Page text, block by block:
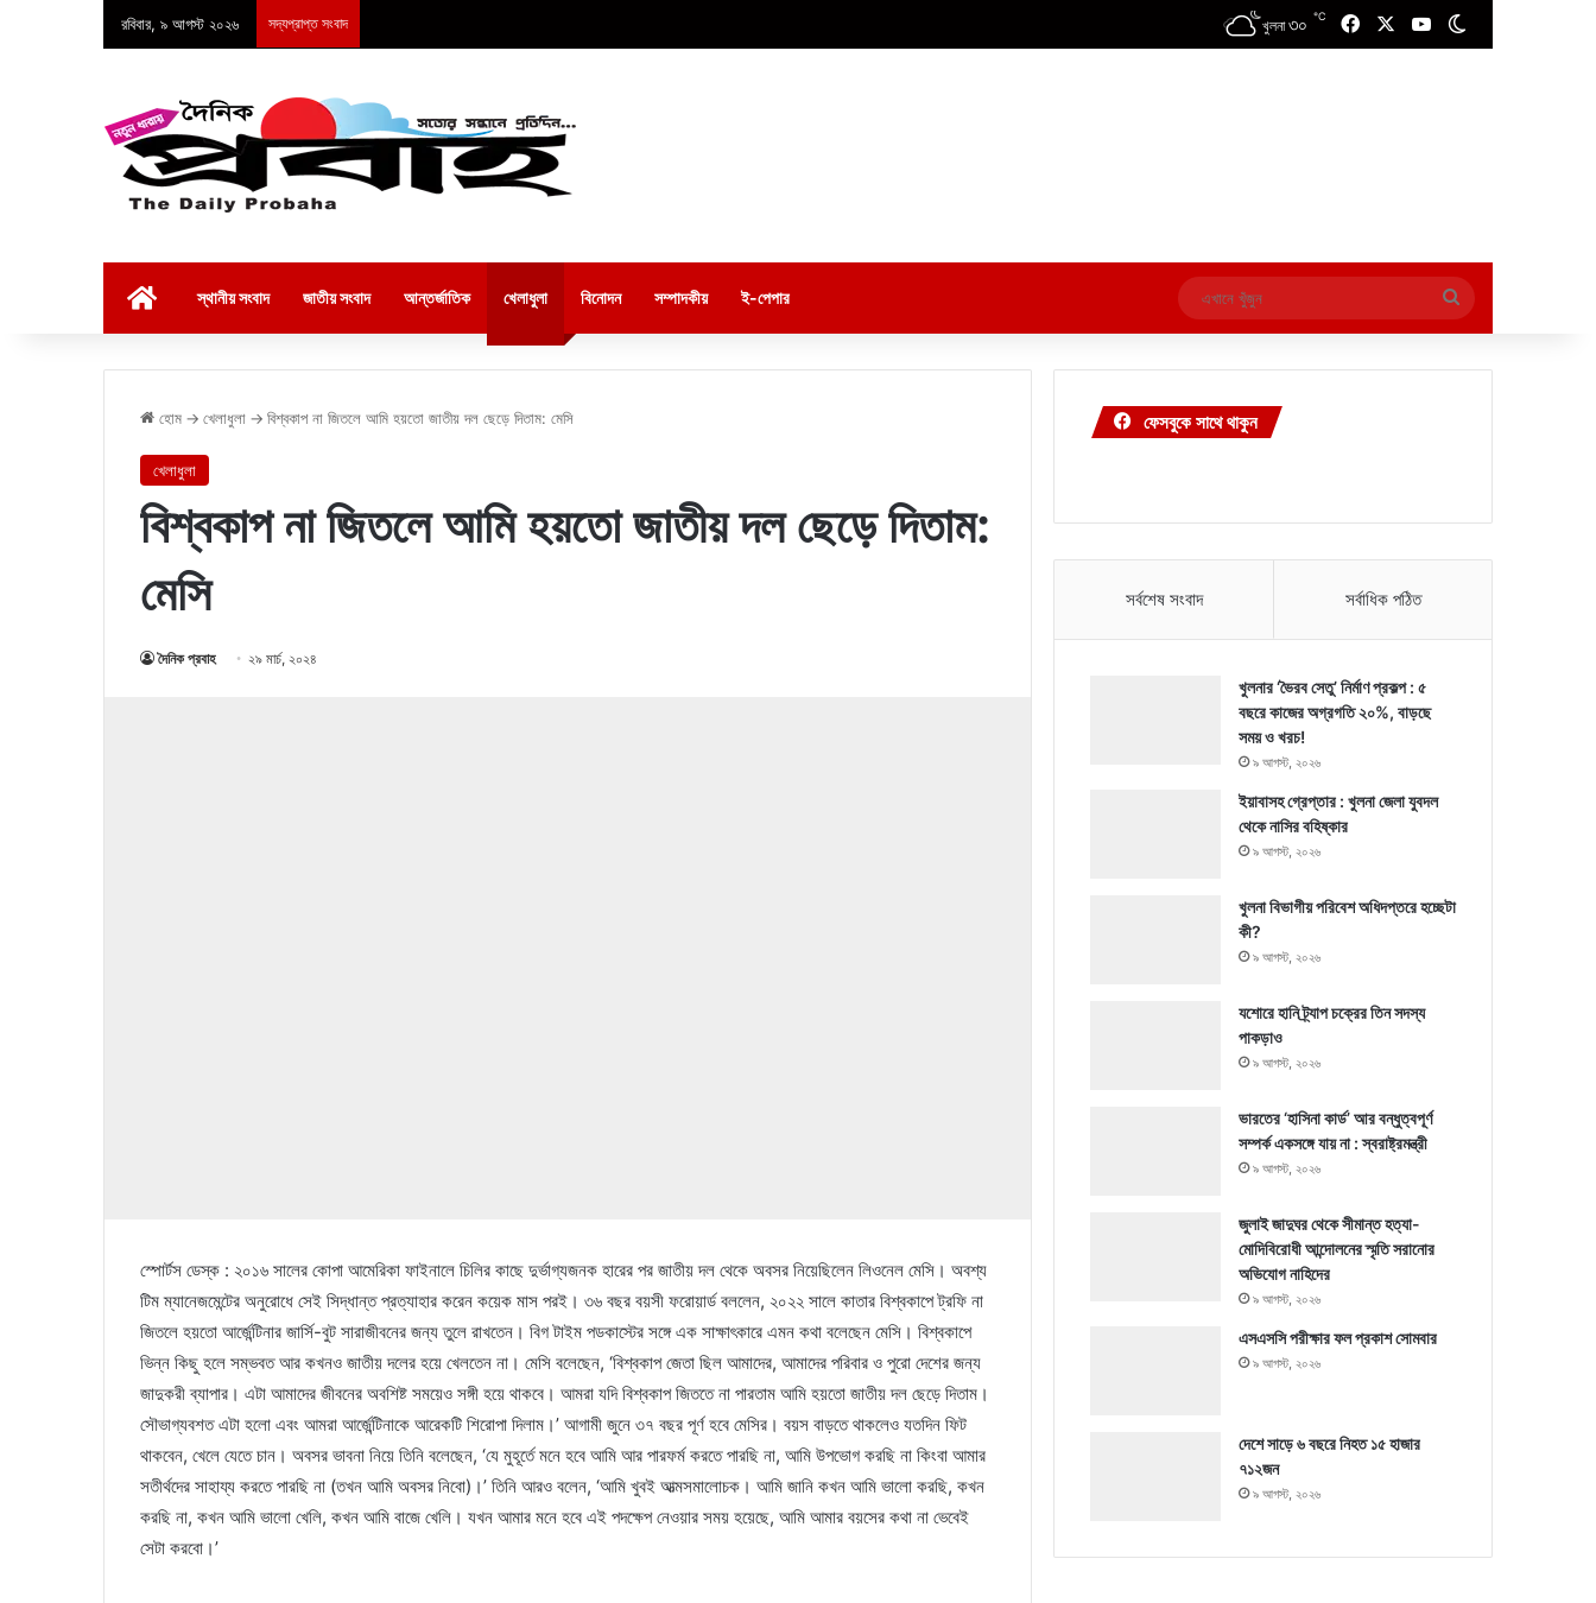
রবিবার, ৯ আগস্ট ২০২৬ সদ্যপ্রাপ্ত সংবাদ খুলনা ৩০ ℃ FacebookYouTube
স্থানীয় সংবাদ জাতীয় সংবাদ আন্তর্জাতিক খেলাধুলা বিনোদন সম্পাদকীয় ই-পেপার
এখানে
খুঁজুন
হোম → খেলাধুলা → বিশ্বকাপ না জিতলে আমি হয়তো জাতীয় দল ছেড়ে দিতাম: মেসি
খেলাধুলা
বিশ্বকাপ না জিতলে আমি হয়তো জাতীয় দল ছেড়ে দিতাম:
মেসি
দৈনিক প্রবাহ ২৯ মার্চ, ২০২৪
স্পোর্টস ডেস্ক : ২০১৬ সালের কোপা আমেরিকা ফাইনালে চিলির কাছে দুর্ভাগ্যজনক হারের পর জাতীয় দল থেকে অবসর নিয়েছিলেন লিওনেল মেসি। অবশ্য
টিম ম্যানেজমেন্টের অনুরোধে সেই সিদ্ধান্ত প্রত্যাহার করেন কয়েক মাস পরই। ৩৬ বছর বয়সী ফরোয়ার্ড বললেন, ২০২২ সালে কাতার বিশ্বকাপে ট্রফি না
জিতলে হয়তো আর্জেন্টিনার জার্সি-বুট সারাজীবনের জন্য তুলে রাখতেন। বিগ টাইম পডকাস্টের সঙ্গে এক সাক্ষাৎকারে এমন কথা বলেছেন মেসি। বিশ্বকাপে
ভিন্ন কিছু হলে সম্ভবত আর কখনও জাতীয় দলের হয়ে খেলতেন না। মেসি বলেছেন, ‘বিশ্বকাপ জেতা ছিল আমাদের, আমাদের পরিবার ও পুরো দেশের জন্য
জাদুকরী ব্যাপার। এটা আমাদের জীবনের অবশিষ্ট সময়েও সঙ্গী হয়ে থাকবে। আমরা যদি বিশ্বকাপ জিততে না পারতাম আমি হয়তো জাতীয় দল ছেড়ে দিতাম।
সৌভাগ্যবশত এটা হলো এবং আমরা আর্জেন্টিনাকে আরেকটি শিরোপা দিলাম।’ আগামী জুনে ৩৭ বছর পূর্ণ হবে মেসির। বয়স বাড়তে থাকলেও যতদিন ফিট
থাকবেন, খেলে যেতে চান। অবসর ভাবনা নিয়ে তিনি বলেছেন, ‘যে মুহূর্তে মনে হবে আমি আর পারফর্ম করতে পারছি না, আমি উপভোগ করছি না কিংবা আমার
সতীর্থদের সাহায্য করতে পারছি না (তখন আমি অবসর নিবো)।’ তিনি আরও বলেন, ‘আমি খুবই আত্মসমালোচক। আমি জানি কখন আমি ভালো করছি, কখন
করছি না, কখন আমি ভালো খেলি, কখন আমি বাজে খেলি। যখন আমার মনে হবে এই পদক্ষেপ নেওয়ার সময় হয়েছে, আমি আমার বয়সের কথা না ভেবেই
সেটা করবো।’
ফেসবুকে সাথে থাকুন
সর্বশেষ সংবাদ সর্বাধিক পঠিত
খুলনার ‘ভৈরব সেতু’ নির্মাণ প্রকল্প : ৫
বছরে কাজের অগ্রগতি ২০%, বাড়ছে
সময় ও খরচ!
৯ আগস্ট, ২০২৬
ইয়াবাসহ গ্রেপ্তার : খুলনা জেলা যুবদল
থেকে নাসির বহিষ্কার
৯ আগস্ট, ২০২৬
খুলনা বিভাগীয় পরিবেশ অধিদপ্তরে হচ্ছেটা
কী?
৯ আগস্ট, ২০২৬
যশোরে হানি ট্র্যাপ চক্রের তিন সদস্য
পাকড়াও
৯ আগস্ট, ২০২৬
ভারতের ‘হাসিনা কার্ড’ আর বন্ধুত্বপূর্ণ
সম্পর্ক একসঙ্গে যায় না : স্বরাষ্ট্রমন্ত্রী
৯ আগস্ট, ২০২৬
জুলাই জাদুঘর থেকে সীমান্ত হত্যা-
মোদিবিরোধী আন্দোলনের স্মৃতি সরানোর
অভিযোগ নাহিদের
৯ আগস্ট, ২০২৬
এসএসসি পরীক্ষার ফল প্রকাশ সোমবার
৯ আগস্ট, ২০২৬
দেশে সাড়ে ৬ বছরে নিহত ১৫ হাজার
৭১২জন
৯ আগস্ট, ২০২৬